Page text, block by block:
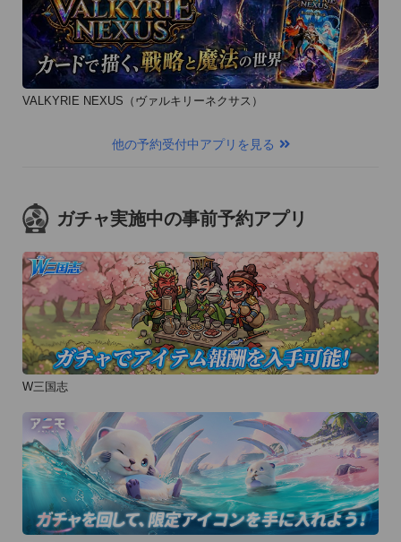
VALKYRIE NEXUS（ヴァルキリーネクサス）
他の予約受付中アプリを見る
ガチャ実施中の事前予約アプリ
W三国志